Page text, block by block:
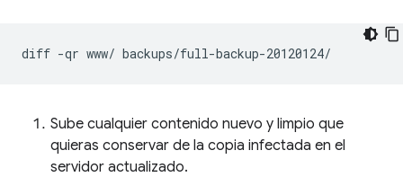
diff -qr www/
Sube cualquier contenido nuevo y limpio que
quieras conservar de la copia infectada en el
servidor actualizado.